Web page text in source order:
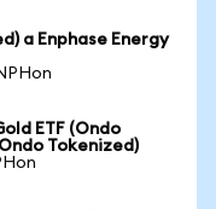
a Enphase Energy
ETF (Ondo
Tokenized)